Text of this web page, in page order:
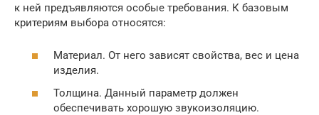
к ней предъявляются особые требования. К базовым
критериям выбора относятся:
Материал. От него зависят свойства, вес и цена
изделия.
Толщина. Данный параметр должен
обеспечивать хорошую звукоизоляцию.